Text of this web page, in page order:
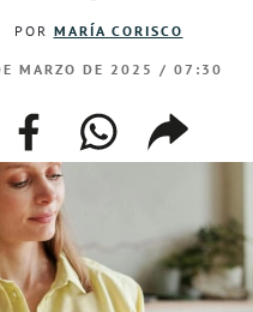
POR MARÍA CORISCO
MARZO DE 2025 / 07:30
facebookwhatsappcompartir
enlace